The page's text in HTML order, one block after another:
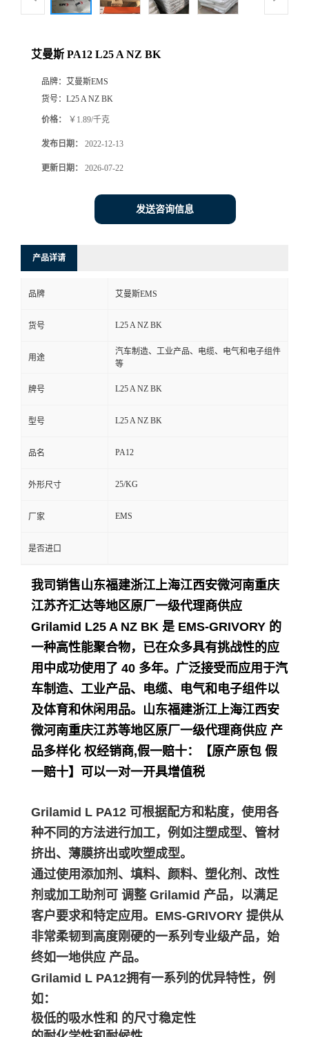
厅
系
言
艾曼斯 PA12 L25 A NZ BK
品牌： 艾曼斯EMS
货号： L25 A NZ BK
价格： ￥1.89/千克
发布日期： 2022-12-13
更新日期： 2026-07-22
发送咨询信息
产品详请
品牌 艾曼斯EMS
货号 L25 A NZ BK
用途
汽车制造、工业产品、电缆、电气和电子组件
等
牌号 L25 A NZ BK
型号 L25 A NZ BK
品名 PA12
外形尺寸 25/KG
厂家 EMS
是否进口
我司销售山东福建浙江上海江西安微河南重庆
江苏齐汇达等地区原厂一级代理商供应
Grilamid L25 A NZ BK 是 EMS-GRIVORY 的
一种高性能聚合物，已在众多具有挑战性的应
用中成功使用了 40 多年。 广泛接受而应用于汽
车制造、工业产品、电缆、电气和电子组件以
及体育和休闲用品。 山东福建浙江上海江西安
微河南重庆江苏等地区原厂一级代理商供应 产
品多样化 权经销商,假一赔十：【原产原包 假
一赔十】可以一对一开具增值税
Grilamid L PA12 可根据配方和粘度，使用各
种不同的方法进行加工，例如注塑成型、管材
挤出、薄膜挤出或吹塑成型。
通过使用添加剂、填料、颜料、塑化剂、改性
剂或加工助剂可 调整 Grilamid 产品，以满足
客户要求和特定应用。EMS-GRIVORY 提供从
非常柔韧到高度刚硬的一系列专业级产品，始
终如一地供应 产品。
Grilamid L PA12拥有一系列的优异特性，例
如：
极低的吸水性和 的尺寸稳定性